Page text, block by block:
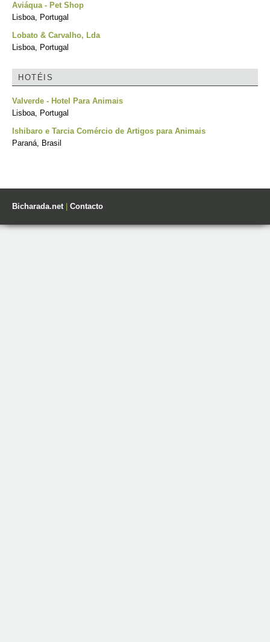
Aviáqua - Pet Shop
Lisboa, Portugal
Lobato & Carvalho, Lda
Lisboa, Portugal
HOTÉIS
Valverde - Hotel Para Animais
Lisboa, Portugal
Ishibaro e Tarcia Comércio de Artigos para Animais
Paraná, Brasil
Bicharada.net| Contacto